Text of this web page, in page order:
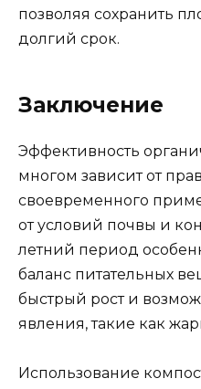
позволяя сохранить
долгий срок.
Заключение
Эффективность
многом зависит от
своевременного
от условий почвы и
летний период
баланс питательных
быстрый рост и
явления, такие как
Использование